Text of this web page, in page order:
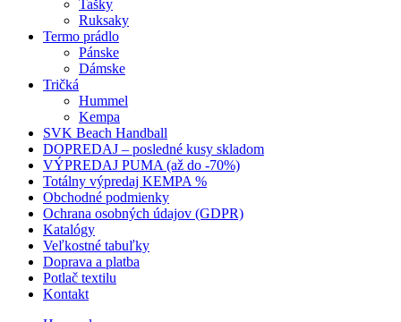
Tašky
Ruksaky
Termo prádlo
Pánske
Dámske
Tričká
Hummel
Kempa
SVK Beach Handball
DOPREDAJ – posledné kusy skladom
VÝPREDAJ PUMA (až do -70%)
Totálny výpredaj KEMPA %
Obchodné podmienky
Ochrana osobných údajov (GDPR)
Katalógy
Veľkostné tabuľky
Doprava a platba
Potlač textilu
Kontakt